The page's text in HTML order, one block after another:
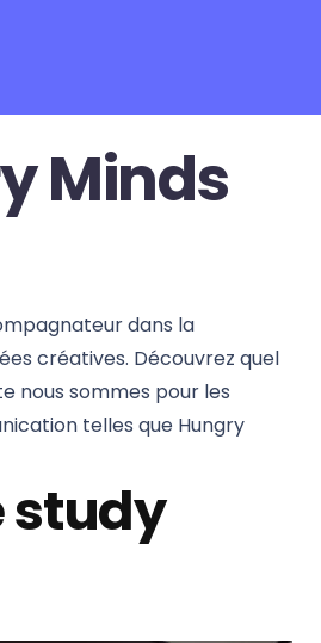
Minds
dans la
créatives. Découvrez quel
nous sommes pour les
telles que Hungry
study